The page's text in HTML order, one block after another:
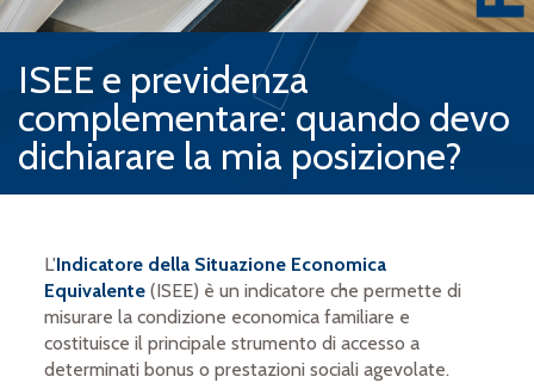
ISEE e previdenza
complementare: quando devo
dichiarare la mia posizione?
L'Indicatore della Situazione Economica
Equivalente (ISEE) è un indicatore che permette di
misurare la condizione economica familiare e
costituisce il principale strumento di accesso a
determinati bonus o prestazioni sociali agevolate.